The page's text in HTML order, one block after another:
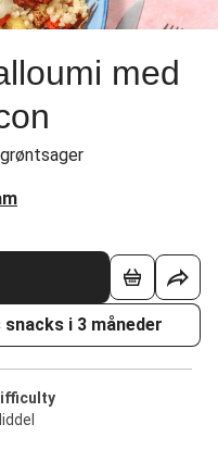
med
i 3 måneder